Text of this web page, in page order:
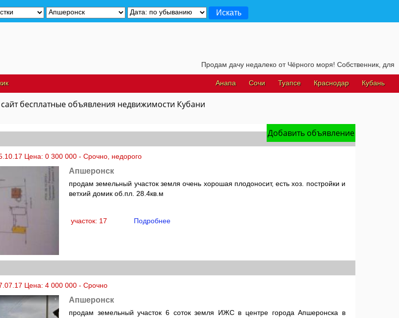
бесплатные объявления недвижимости Кубани
Добавить объявление
Цена: 0 300 000 - Срочно, недорого
Апшеронск
продам земельный участок земля очень хорошая плодоносит, есть хоз. постройки и
ветхий домик об.пл. 28.4кв.м
участок: 17 Подробнее
Цена: 4 000 000 - Срочно
Апшеронск
продам земельный участок 6 соток земля ИЖС в центре города Апшеронска в
Кубань
Краснодар
Туапсе
Сочи
Анапа
Продам дачу недалеко от Чёрного моря! Собственник, для